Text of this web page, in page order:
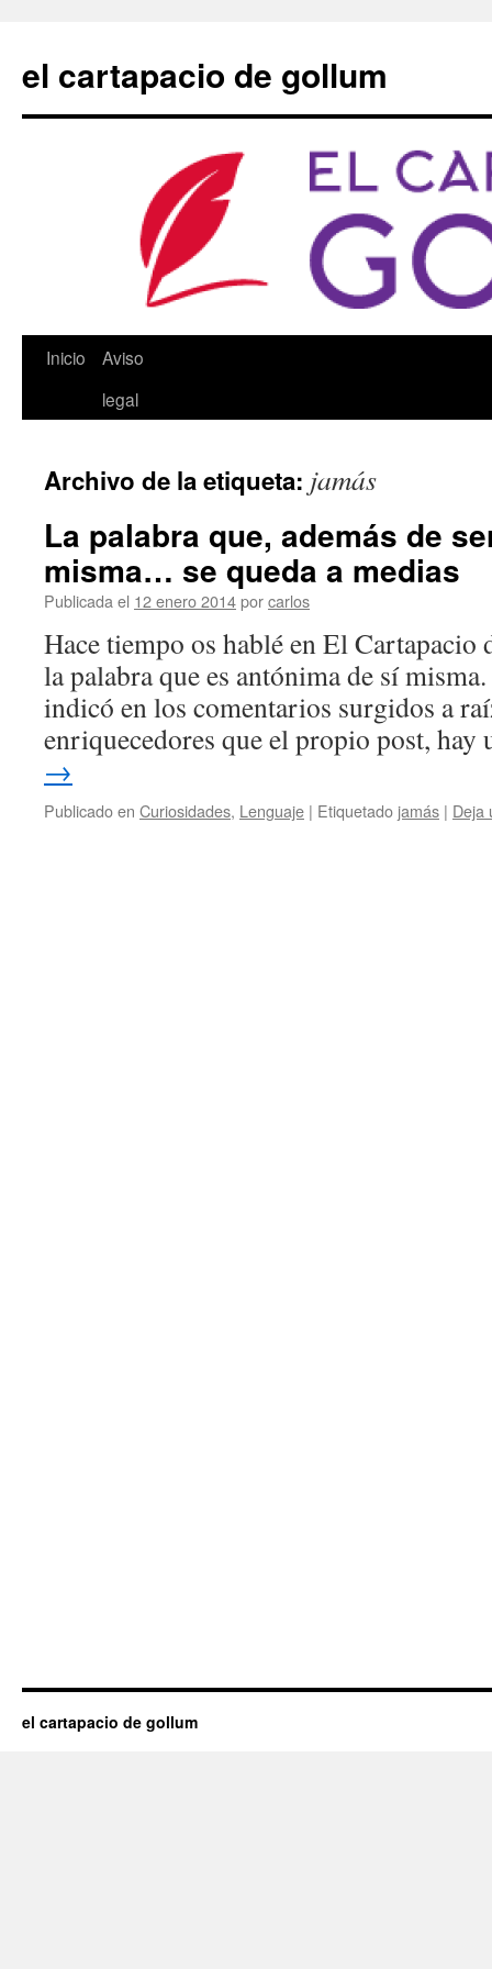
contenido
el cartapacio de gollum
Inicio
Aviso
legal
Archivo de la etiqueta: jamás
La palabra que, además de
misma… se queda a medias
Publicada el 12 enero 2014porcarlos
Hace tiempo os hablé en El Cartapacio
la palabra que es antónima de sí
indicó en los comentarios surgidos a
enriquecedores que el propio post,
→
Publicado en Curiosidades, Lenguaje | Etiquetado jamás | Deja
el cartapacio de gollum